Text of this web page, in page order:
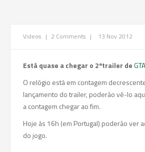
Videos | 2 Comments | 13 Nov 2012
Está quase a chegar o 2ºtrailer de
O relógio está em contagem
lançamento do trailer, poderão vê-lo
a contagem chegar ao fim.
Hoje às 16h (em Portugal) poderão ver
do jogo.